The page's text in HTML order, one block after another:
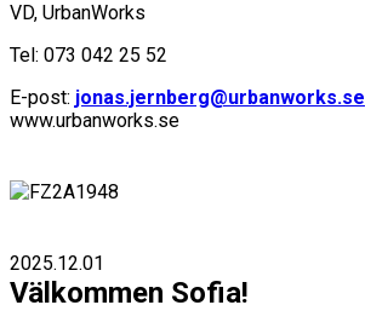
VD, UrbanWorks
Tel: 073 042 25 52
E-post: jonas.jernberg@urbanworks.se
www.urbanworks.se
2025.12.01
Välkommen Sofia!